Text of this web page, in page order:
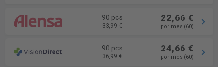
90 pcs
33,99 €
22,66 €
por mes (60)
90 pcs
36,99 €
24,66 €
por mes (60)